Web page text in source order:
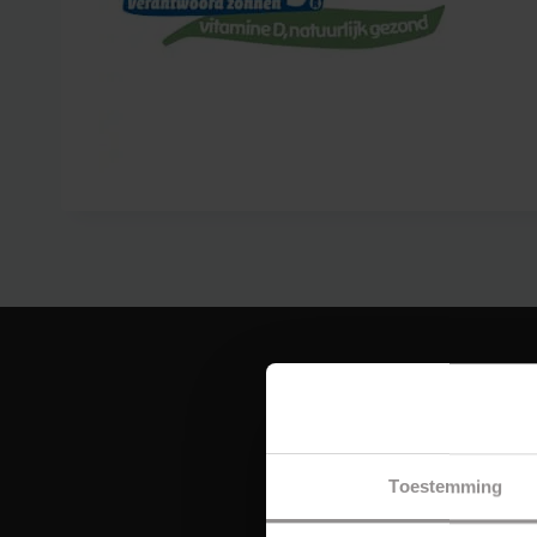
Toestemming